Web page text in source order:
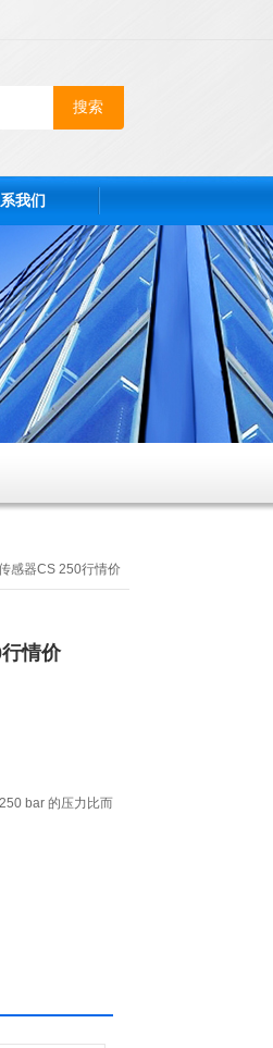
我们
感器CS 250行情价
情价
bar 的压力比而